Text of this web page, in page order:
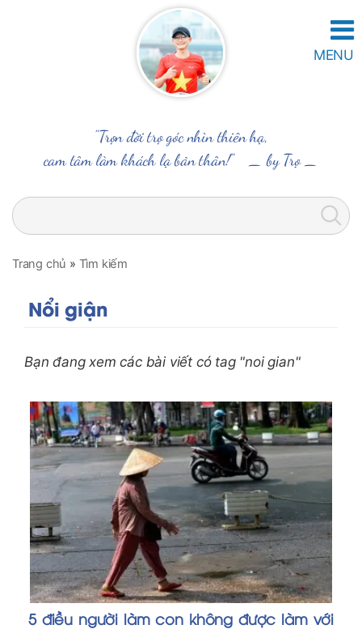
"Trọn đời trọ góc nhìn thiên hạ,
cam tâm làm khách lạ bản thân!" _by Trọ_
MENU
Trang chủ » Tìm kiếm
Nổi giận
Bạn đang xem các bài viết có tag "noi gian"
5 điều người làm con không được làm với